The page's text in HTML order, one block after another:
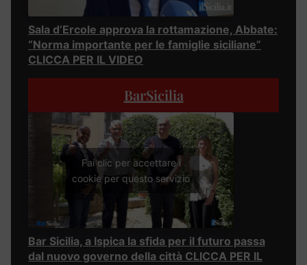
Sala d’Ercole approva la rottamazione, Abbate:
“Norma importante per le famiglie siciliane”
CLICCA PER IL VIDEO
BarSicilia
Fai clic per accettare i
cookie per questo servizio
Bar Sicilia, a Ispica la sfida per il futuro passa
dal nuovo governo della città CLICCA PER IL